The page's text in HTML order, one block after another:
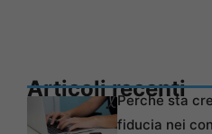
Articoli recenti
Perché sta
fiducia nei